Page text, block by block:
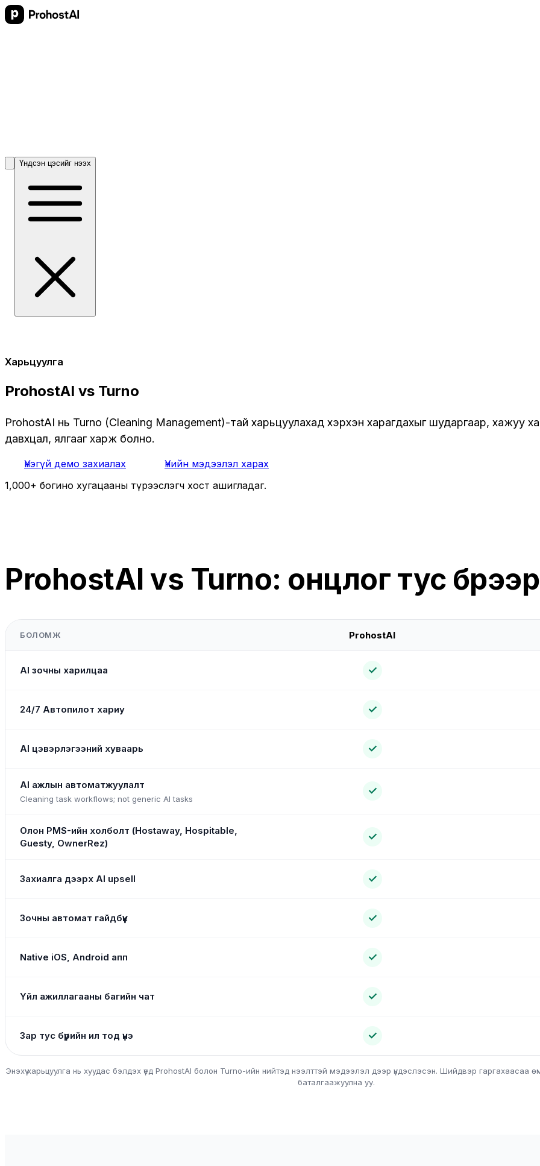
Үндсэн цэсийг нээх
Харьцуулга
ProhostAI vs Turno
ProhostAI нь Turno (Cleaning Management)-тай харьцуулахад хэрхэн харагдахыг шударгаар, хажуу
давхцал, ялгааг харж болно.
Үнэгүй демо захиалах
Үнийн мэдээлэл харах
1,000+ богино хугацааны түрээслэгч хост ашигладаг.
ProhostAI vs Turno: онцлог тус бүрээр
БОЛОМЖ ProhostAI
AI зочны харилцаа ✓
24/7 Автопилот хариу ✓
AI цэвэрлэгээний хуваарь ✓
AI ажлын автоматжуулалт
Cleaning task workflows; not generic AI tasks
✓
Олон PMS-ийн холболт (Hostaway, Hospitable,
Guesty, OwnerRez)
✓
Захиалга дээрх AI upsell ✓
Зочны автомат гайдбүүк ✓
Native iOS, Android апп ✓
Үйл ажиллагааны багийн чат ✓
Зар тус бүрийн ил тод үнэ ✓
Энэхүү харьцуулга нь хуудас бэлдэх үед ProhostAI болон Turno-ийн нийтэд нээлттэй мэдээлэл дээр үндэслэсэн. Шийдвэр гаргахаасаа
баталгаажуулна уу.